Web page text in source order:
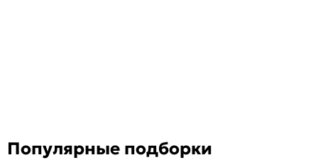
Популярные подборки